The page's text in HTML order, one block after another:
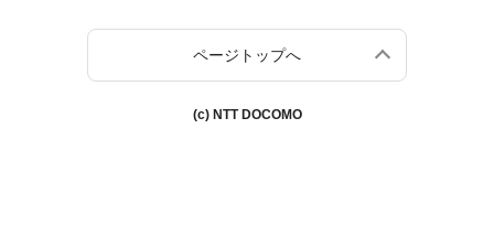
ページトップへ
(c) NTT DOCOMO